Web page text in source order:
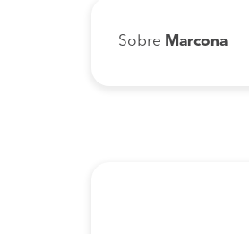
Sobre Marcona